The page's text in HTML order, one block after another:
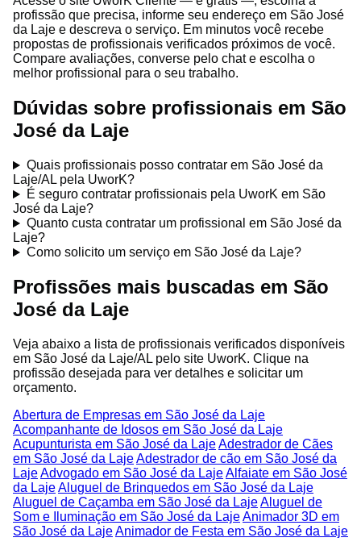
profissão que precisa, informe seu endereço em São José
da Laje e descreva o serviço. Em minutos você recebe
propostas de profissionais verificados próximos de você.
Compare avaliações, converse pelo chat e escolha o
melhor profissional para o seu trabalho.
Dúvidas sobre profissionais em São
José da Laje
Quais profissionais posso contratar em São José da
Laje/AL pela UworK?
É seguro contratar profissionais pela UworK em São
José da Laje?
Quanto custa contratar um profissional em São José da
Laje?
Como solicito um serviço em São José da Laje?
Profissões mais buscadas em São
José da Laje
Veja abaixo a lista de profissionais verificados disponíveis
em São José da Laje/AL pelo site UworK. Clique na
profissão desejada para ver detalhes e solicitar um
orçamento.
Abertura de Empresas em São José da Laje
Acompanhante de Idosos em São José da Laje
Acupunturista em São José da LajeAdestrador de Cães
em São José da LajeAdestrador de cão em São José da
LajeAdvogado em São José da LajeAlfaiate em São José
da LajeAluguel de Brinquedos em São José da Laje
Aluguel de Caçamba em São José da LajeAluguel de
Som e Iluminação em São José da LajeAnimador 3D em
São José da LajeAnimador de Festa em São José da Laje